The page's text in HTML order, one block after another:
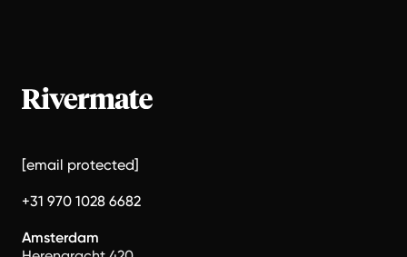
[email protected]
+31 970 1028 6682
Amsterdam